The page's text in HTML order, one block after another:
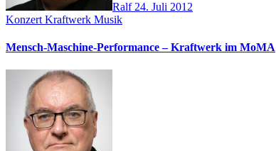
Ralf 24. Juli 2012
Konzert Kraftwerk Musik
Mensch-Maschine-Performance – Kraftwerk im MoMA